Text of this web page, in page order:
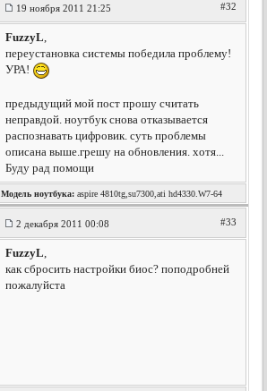
19 ноября 2011 21:25 #32
FuzzyL,
переустановка системы победила проблему!
УРА!
предыдущий мой пост прошу считать
неправдой. ноутбук снова отказывается
распознавать цифровик. суть проблемы
описана выше.грешу на обновления. хотя...
Буду рад помощи
Модель ноутбука: aspire 4810tg,su7300,ati hd4330.W7-64
2 декабря 2011 00:08 #33
FuzzyL,
как сбросить настройки биос? поподробней
пожалуйста